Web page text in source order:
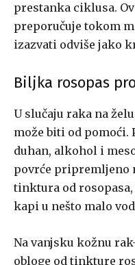
prestanka ciklusa.
preporučuje tokom
izazvati odviše jako
Biljka rosopas
U slučaju raka na
može biti od
duhan, alkohol i
povrće pripremljeno
tinktura od
kapi u nešto malo
Na vanjsku kožnu
obloge od tinkture